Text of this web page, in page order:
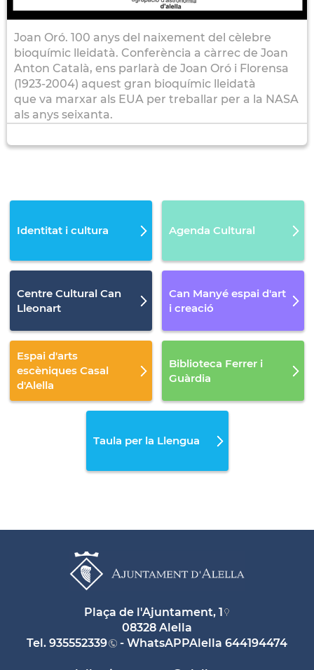
Joan Oró. 100 anys del naixement del cèlebre
bioquímic lleidatà. Conferència a càrrec de Joan
Anton Català, ens parlarà de Joan Oró i Florensa
(1923-2004) aquest gran bioquímic lleidatà
que va marxar als EUA per treballar per a la NASA
als anys seixanta.
Identitat i cultura Agenda Cultural
Centre Cultural Can
Lleonart
Can Manyé espai d'art
i creació
Espai d'arts
escèniques Casal
d'Alella
Biblioteca Ferrer i
Guàrdia
Taula per la Llengua
Plaça de l'Ajuntament, 1
08328 Alella
Tel. 935552339 - WhatsAPPAlella 644194474